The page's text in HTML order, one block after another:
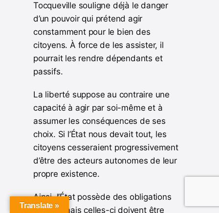
Tocqueville souligne déjà le danger
d’un pouvoir qui prétend agir
constamment pour le bien des
citoyens. À force de les assister, il
pourrait les rendre dépendants et
passifs.
La liberté suppose au contraire une
capacité à agir par soi-même et à
assumer les conséquences de ses
choix. Si l’État nous devait tout, les
citoyens cesseraient progressivement
d’être des acteurs autonomes de leur
propre existence.
Ainsi, l’État possède des obligations
réelles, mais celles-ci doivent être
Translate »